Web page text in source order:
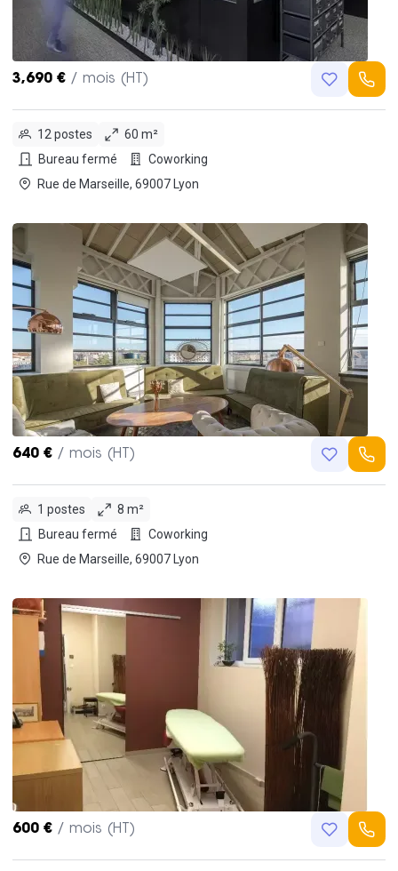
3,690 € / mois (HT)
12 postes
60 m²
Bureau fermé
Coworking
Rue de Marseille, 69007 Lyon
640 € / mois (HT)
1 postes
8 m²
Bureau fermé
Coworking
Rue de Marseille, 69007 Lyon
600 € / mois (HT)